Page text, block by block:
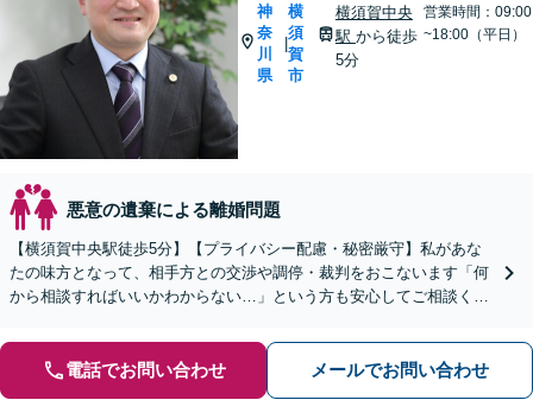
神
奈
川
県
|
横
須
賀
市
横須賀中央
駅 から徒歩
5分
営業時間：09:00
~18:00（平日）
悪意の遺棄による離婚問題
【横須賀中央駅徒歩5分】【プライバシー配慮・秘密厳守】私があな
たの味方となって、相手方との交渉や調停・裁判をおこないます「何
から相談すればいいかわからない…」という方も安心してご相談くだ
電話でお問い合わせ メールでお問い合わせ